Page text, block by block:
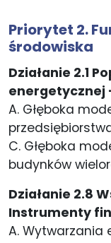
Priorytet 2.
środowiska
Działanie 2.1
energetycznej
A. Głęboka
C. Głęboka
budynków
Działanie 2.8
Instrumenty
A. Wytwarzania